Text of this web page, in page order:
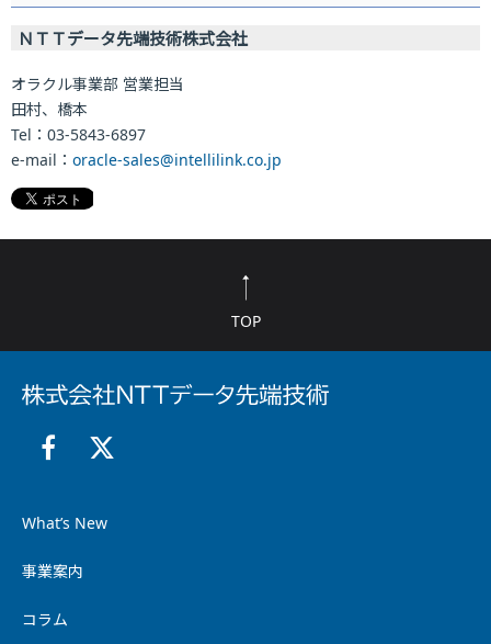
ＮＴＴデータ先端技術株式会社
オラクル事業部 営業担当
田村、橋本
Tel：03-5843-6897
e-mail： oracle-sales@intellilink.co.jp
TOP
What’s New
事業案内
コラム